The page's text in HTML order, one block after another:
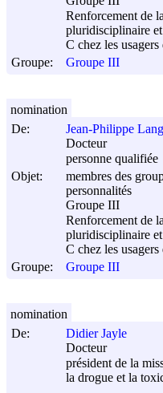
Renforcement de
pluridisciplinaire
C chez les usagers
Groupe:
Groupe III
De:
Jean-Philippe Lang
Docteur
personne qualifiée
Objet:
membres des
personnalités
Groupe III
Renforcement de
pluridisciplinaire
C chez les usagers
Groupe:
Groupe III
nomination
De:
Didier Jayle
Docteur
président de la
la drogue et la
nomination